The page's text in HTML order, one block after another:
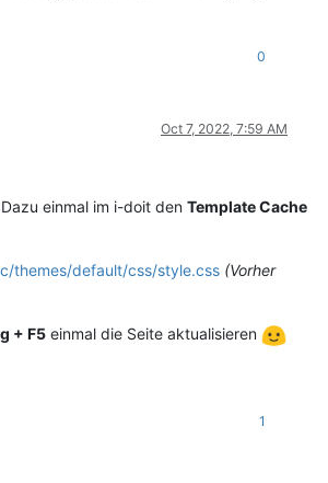
0
Oct 7, 2022, 7:59 AM
einmal im i-doit den Template Cache
themes/default/css/style.css (Vorher
+ F5 einmal die Seite aktualisieren
1